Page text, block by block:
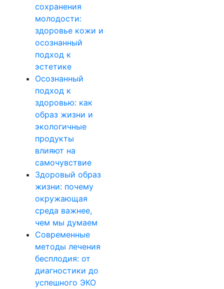
сохранения
молодости:
здоровье кожи и
осознанный
подход к
эстетике
Осознанный
подход к
здоровью: как
образ жизни и
экологичные
продукты
влияют на
самочувствие
Здоровый образ
жизни: почему
окружающая
среда важнее,
чем мы думаем
Современные
методы лечения
бесплодия: от
диагностики до
успешного ЭКО